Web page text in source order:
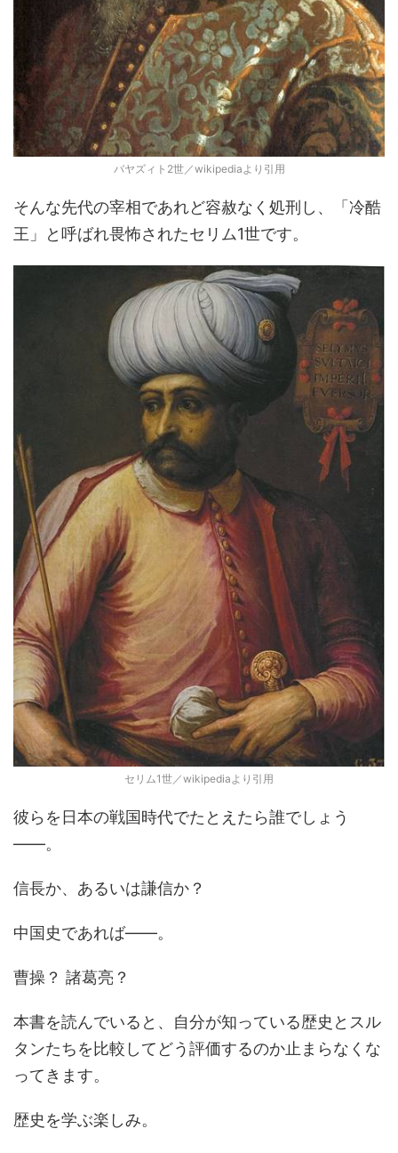
バヤズィト2世／wikipediaより引用
そんな先代の宰相であれど容赦なく処刑し、「冷酷
王」と呼ばれ畏怖されたセリム1世です。
セリム1世／wikipediaより引用
彼らを日本の戦国時代でたとえたら誰でしょう
――。
信長か、あるいは謙信か？
中国史であれば――。
曹操？ 諸葛亮？
本書を読んでいると、自分が知っている歴史とスル
タンたちを比較してどう評価するのか止まらなくな
ってきます。
歴史を学ぶ楽しみ。